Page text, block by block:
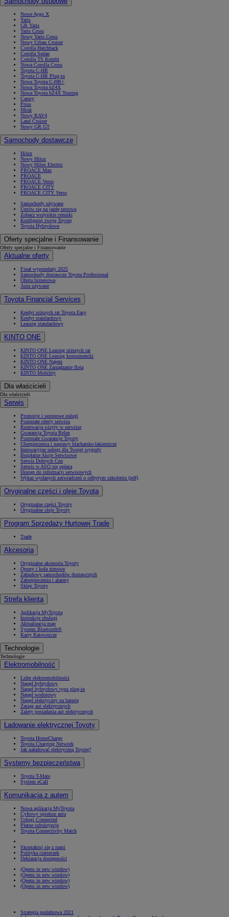
Nowe Aygo X
Yaris
GR Yaris
Yaris Cross
Nowy Yaris Cross
Nowy Urban Cruiser
Corolla Hatchback
Corolla Sedan
Corolla TS Kombi
Nowa Corolla Cross
Toyota C-HR
Toyota C-HR Plug-in
Nowa Toyota C-HR+
Nowa Toyota bZ4X
Nowa Toyota bZ4X Touring
Camry
Prius
Mirai
Nowy RAV4
Land Cruiser
Nowy GR GT
Samochody dostawcze
Hilux
Nowy Hilux
Nowy Hilux Electric
PROACE Max
PROACE
PROACE Verso
PROACE CITY
PROACE CITY Verso
Samochody używane
Umów się na jazdę testową
Zobacz wszystkie cenniki
Konfiguruj swoją Toyotę
Toyota Hybrydowe
Oferty specjalne i Finansowanie
Oferty specjalne i Finansowanie
Aktualne oferty
Finał wyprzedaży 2025
Samochody dostawcze Toyota Professional
Oferta biznesowa
Auta używane
Toyota Financial Services
Kredyt niższych rat Toyota Easy
Kredyt standardowy
Leasing standardowy
KINTO ONE
KINTO ONE Leasing niższych rat
KINTO ONE Leasing konsumencki
KINTO ONE Najem
KINTO ONE Zarządzanie flotą
KINTO Mobility
Dla właścicieli
Dla właścicieli
Serwis
Promocje i sezonowe usługi
Pozostałe oferty serwisu
Rezerwacja wizyty w serwisie
Gwarancja Toyota Relax
Pozostałe Gwarancje Toyoty
Ubezpieczenia i naprawy blacharsko-lakiernicze
Innowacyjne usługi dla Twojej wygody
Bezpłatne Akcje Serwisowe
Serwis Dobrych Cen
Serwis w ASO się opłaca
Dostęp do informacji serwisowych
Wykaz wydanych zaświadczeń o odbytym szkoleniu (pdf)
Oryginalne części i oleje Toyota
Oryginalne części Toyoty
Oryginalne oleje Toyoty
Program Sprzedaży Hurtowej Trade
Trade
Akcesoria
Oryginalne akcesoria Toyoty
Opony i koła zimowe
Zabudowy samochodów dostawczych
Zabezpieczenia i alarmy
Sklep Toyoty
Strefa klienta
Aplikacja MyToyota
Instrukcje obsługi
Aktualizacja map
System Bluetooth®
Karty Ratownicze
Technologie
Technologie
Elektromobilność
Lider elektromobilności
Napęd hybrydowy
Napęd hybrydowy typu plug-in
Napęd wodorowy
Napęd elektryczny na baterię
Zasięg aut elektrycznych
Zalety posiadania aut elektrycznych
Ładowanie elektrycznej Toyoty
Toyota HomeCharge
Toyota Charging Network
Jak naładować elektryczną Toyotę?
Systemy bezpieczeństwa
Toyota T-Mate
System eCall
Komunikacja z autem
Nowa aplikacja MyToyota
Cyfrowy opiekun auta
Usługi Connected
Płatne subskrypcje
Toyota Connectivity Match
Skontaktuj się z nami
Polityka ciasteczek
Deklaracja dostępności
(Opens in new window)
(Opens in new window)
(Opens in new window)
(Opens in new window)
Strategia podatkowa 2021